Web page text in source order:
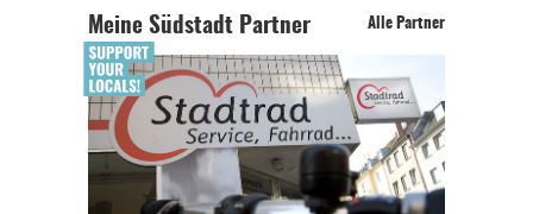
Meine Südstadt Partner Alle Partner